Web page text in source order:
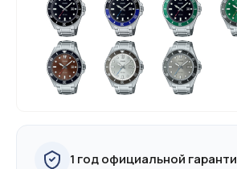
1 год официальной